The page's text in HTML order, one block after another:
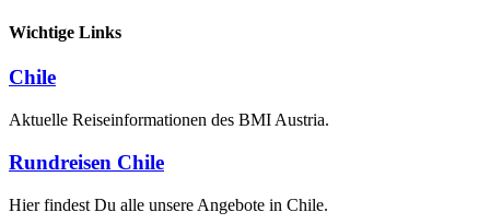
Wichtige Links
Chile
Aktuelle Reiseinformationen des BMI Austria.
Rundreisen Chile
Hier findest Du alle unsere Angebote in Chile.